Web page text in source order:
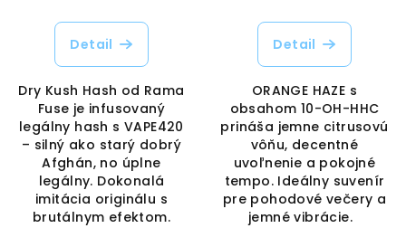
Detail
Dry Kush Hash od Rama
Fuse je infusovaný
legálny hash s VAPE420
– silný ako starý dobrý
Afghán, no úplne
legálny. Dokonalá
imitácia originálu s
brutálnym efektom.
Detail
ORANGE HAZE s
obsahom 10-OH-HHC
prináša jemne citrusovú
vôňu, decentné
uvoľnenie a pokojné
tempo. Ideálny suvenír
pre pohodové večery a
jemné vibrácie.